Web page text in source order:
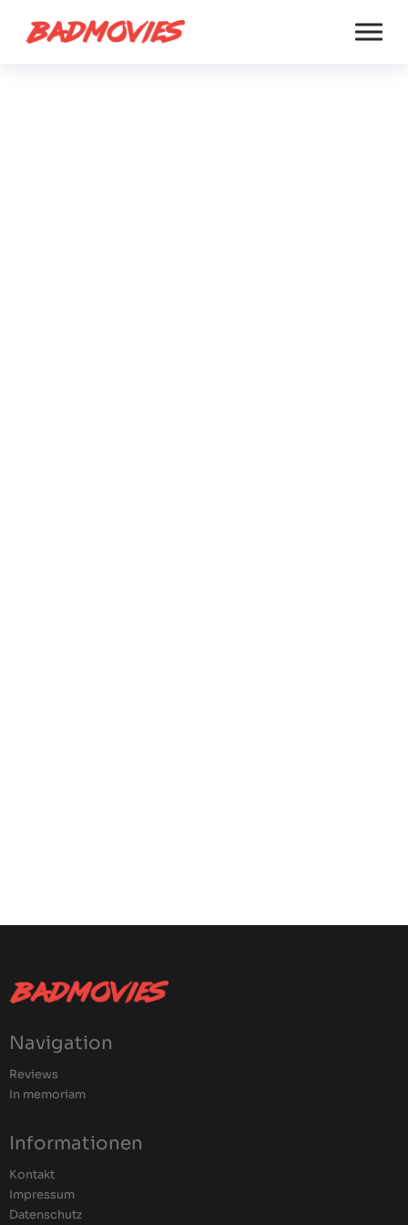
Navigation
Reviews
In memoriam
Informationen
Kontakt
Impressum
Datenschutz